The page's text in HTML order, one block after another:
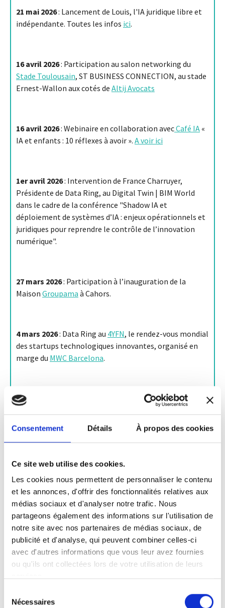
Consentement Détails À propos des cookies
Ce site web utilise des cookies.
Les cookies nous permettent de personnaliser le contenu
et les annonces, d'offrir des fonctionnalités relatives aux
médias sociaux et d'analyser notre trafic. Nous
partageons également des informations sur l'utilisation de
notre site avec nos partenaires de médias sociaux, de
publicité et d'analyse, qui peuvent combiner celles-ci
avec d'autres informations que vous leur avez fournies
ou qu'ils ont collectées lors de votre utilisation de leurs
Nécessaires
21 mai 2026: Lancement de Louis, l'IA juridique libre et
indépendante. Toutes les infos ici.
16 avril 2026: Participation au salon networking du
Stade Toulousain, ST BUSINESS CONNECTION, au stade
Ernest-Wallon aux cotés de Altij Avocats
16 avril 2026: Webinaire en collaboration avecCafé IA «
IA et enfants : 10 réflexes à avoir ». A voir ici
1er avril 2026: Intervention de France Charruyer,
Présidente de Data Ring, au Digital Twin | BIM World
dans le cadre de la conférence "Shadow IA et
déploiement de systèmes d’IA : enjeux opérationnels et
juridiques pour reprendre le contrôle de l’innovation
numérique".
27 mars 2026: Participation à l’inauguration de la
Maison Groupama à Cahors.
4 mars 2026: Data Ring au 4YFN, le rendez-vous mondial
des startups technologiques innovantes, organisé en
marge du MWC Barcelona.
27 février 2026 :
MasterClass "Cybersécurité & bascule
post-quantique : le risque le plus sous-estimé ?" dans le
cadre du Lyon Innovation Tour 2026 du MEDEF Lyon-
Rhône.Plus d'infos ici.
18 février 2026
: 2eme Afterwork des dirigeants en
collaboration avec Groupama d'Oc sur la loi de Finances
2026
12 février 2026: Enregistrement du podcast Parlons
RSE de BPI France sur l'intelligence artificielle.A
écouter ici
23 janvier 2026 : Présentaion de notre guide « IA et